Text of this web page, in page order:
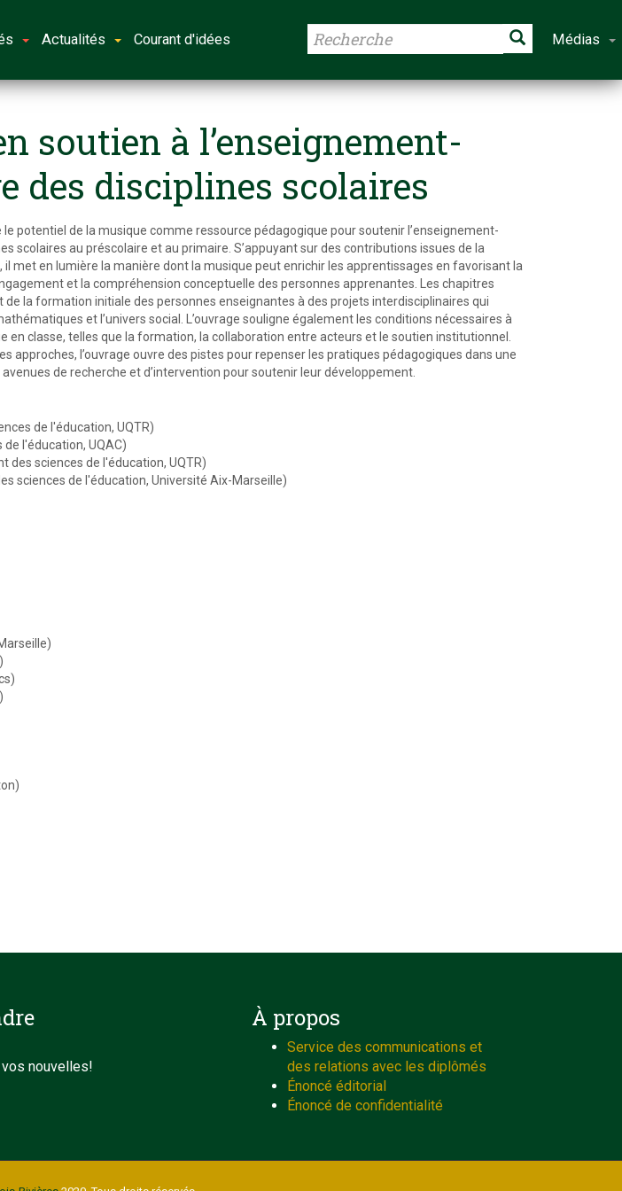
Actualités Courant d'idées Médias
soutien à l’enseignement-
des disciplines scolaires
potentiel de la musique comme ressource pédagogique pour soutenir l’enseignement-
scolaires au préscolaire et au primaire. S’appuyant sur des contributions issues de la
il met en lumière la manière dont la musique peut enrichir les apprentissages en favorisant la
et la compréhension conceptuelle des personnes apprenantes. Les chapitres
la formation initiale des personnes enseignantes à des projets interdisciplinaires qui
et l’univers social. L’ouvrage souligne également les conditions nécessaires à
en classe, telles que la formation, la collaboration entre acteurs et le soutien institutionnel.
approches, l’ouvrage ouvre des pistes pour repenser les pratiques pédagogiques dans une
de recherche et d’intervention pour soutenir leur développement.
de l'éducation, UQTR)
de l'éducation, UQAC)
des sciences de l'éducation, UQTR)
sciences de l'éducation, Université Aix-Marseille)
nouvelles!
À propos
Service des communications et
des relations avec les diplômés
Énoncé éditorial
Énoncé de confidentialité